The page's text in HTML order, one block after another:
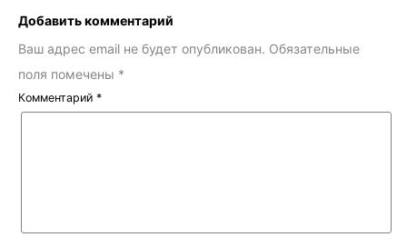
Добавить комментарий
Ваш адрес email не будет опубликован. Обязательные
поля помечены *
Комментарий *